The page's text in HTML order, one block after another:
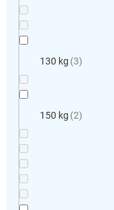
130 kg 3
150 kg 2